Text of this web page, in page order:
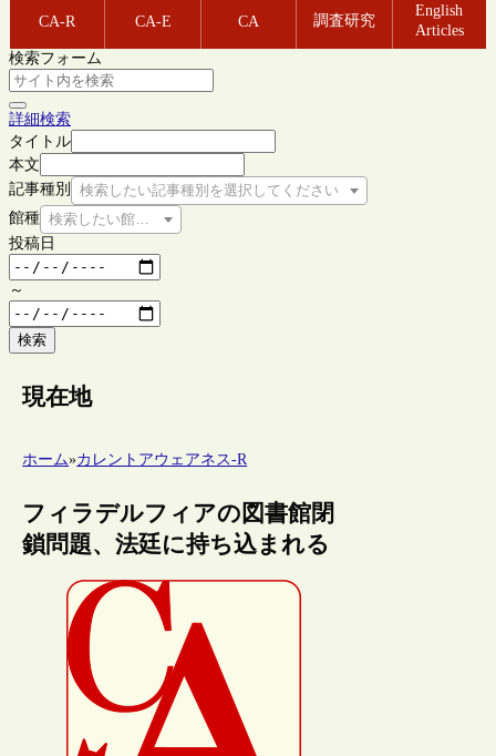
CA-R CA-E CA 調査研究
English
Articles
検索フォーム
詳細検索
タイトル
本文
記事種別
検索したい記事種別を選択してください
館種 検索したい館種を選択してください
投稿日
～
検索
現在地
ホーム»カレントアウェアネス-R
フィラデルフィアの図書館閉
鎖問題、法廷に持ち込まれる